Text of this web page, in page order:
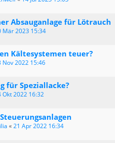
Absauganlage für Lötrauch
Mär 2023 15:34
Kältesystemen teuer?
Nov 2022 15:46
für Speziallacke?
Okt 2022 16:32
«21 Apr 2022 16:34